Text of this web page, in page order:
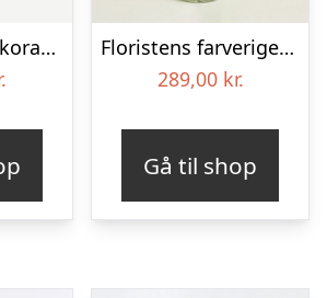
Gylden båredekoration
Floristens farverige kondolencebuket
289,00 kr.
Gå til shop